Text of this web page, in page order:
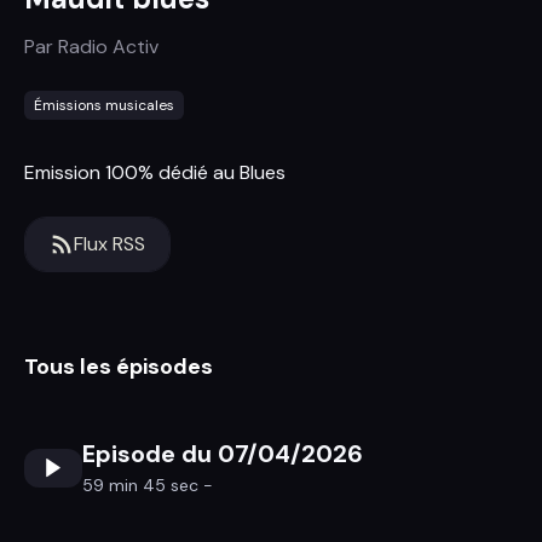
ParRadio Activ
Émissions musicales
Emission 100% dédié au Blues
Flux RSS
Tous les épisodes
Episode du 07/04/2026
59 min 45 sec -